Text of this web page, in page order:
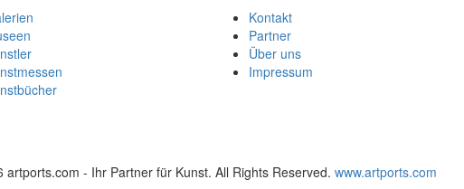
Kontakt
Partner
Über uns
Impressum
artports.com - Ihr Partner für Kunst. All Rights Reserved. www.artports.com